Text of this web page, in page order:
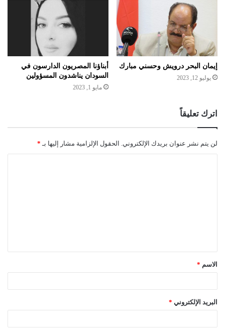
إيمان البحر درويش وحسني مبارك
يوليو 12, 2023
أبناؤنا المصريون الدارسون في
السودان يناشدون المسؤولين
مايو 1, 2023
اترك تعليقاً
لن يتم نشر عنوان بريدك الإلكتروني. الحقول الإلزامية مشار إليها بـ *
ق
*الاسم *
البريد الإلكتروني *